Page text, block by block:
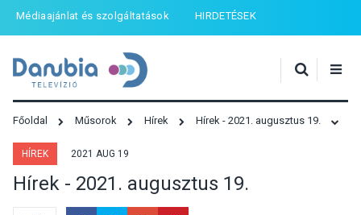
Médiaajánlat és szolgáltatások HIRDETÉSEK
Főoldal Műsorok Hírek Hírek - 2021. augusztus 19.
HÍREK 2021 AUG 19
Hírek - 2021. augusztus 19.